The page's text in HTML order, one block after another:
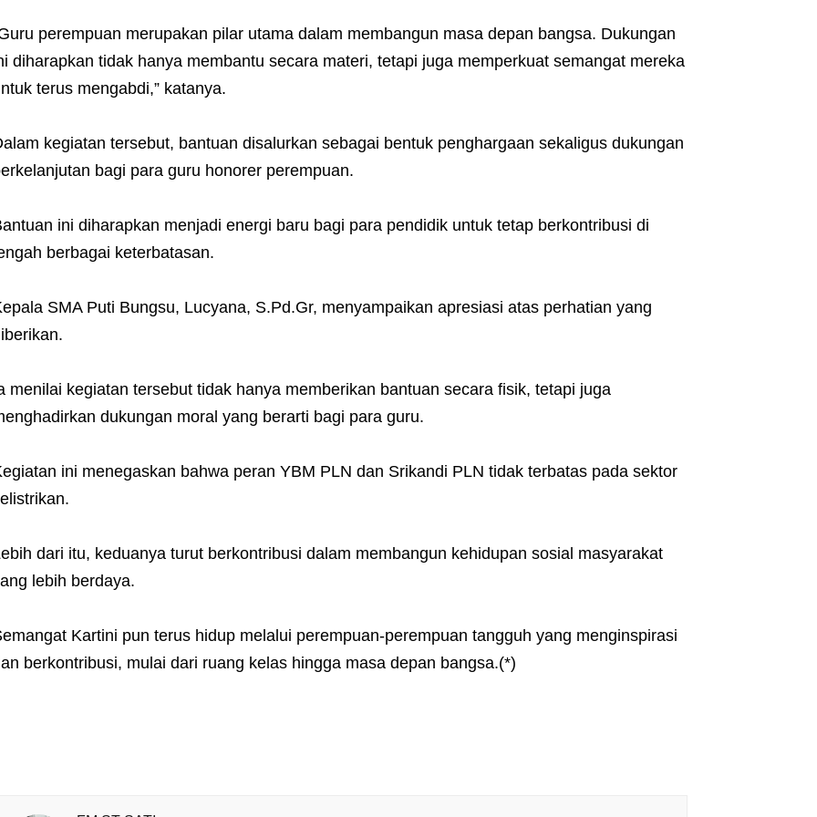
perempuan merupakan pilar utama dalam membangun masa depan bangsa. Dukungan
diharapkan tidak hanya membantu secara materi, tetapi juga memperkuat semangat mereka
terus mengabdi,” katanya.
kegiatan tersebut, bantuan disalurkan sebagai bentuk penghargaan sekaligus dukungan
bagi para guru honorer perempuan.
ini diharapkan menjadi energi baru bagi para pendidik untuk tetap berkontribusi di
berbagai keterbatasan.
SMA Puti Bungsu, Lucyana, S.Pd.Gr, menyampaikan apresiasi atas perhatian yang
menilai kegiatan tersebut tidak hanya memberikan bantuan secara fisik, tetapi juga
dukungan moral yang berarti bagi para guru.
ini menegaskan bahwa peran YBM PLN dan Srikandi PLN tidak terbatas pada sektor
dari itu, keduanya turut berkontribusi dalam membangun kehidupan sosial masyarakat
lebih berdaya.
Kartini pun terus hidup melalui perempuan-perempuan tangguh yang menginspirasi
berkontribusi, mulai dari ruang kelas hingga masa depan bangsa.(*)